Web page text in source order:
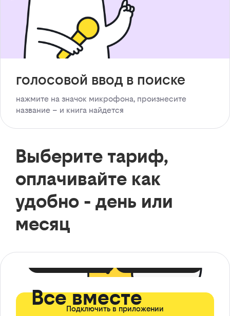
голосовой ввод в поиске
нажмите на значок микрофона, произнесите
название – и книга найдется
Выберите тариф,
оплачивайте как
удобно - день или
месяц
Все вместе
Подключить в приложении